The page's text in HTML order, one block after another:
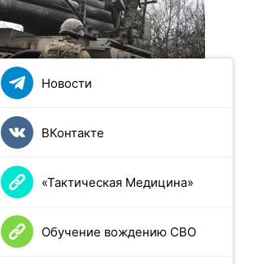
контракт для
СВО
Новости
ВКонтакте
«Тактическая Медицина»
Обучение вождению СВО